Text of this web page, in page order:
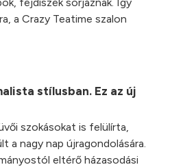
a Crazy Teatime szalon
stílusban. Ez az új
szokásokat is felülírta,
a nagy nap újragondolására.
eltérő házasodási